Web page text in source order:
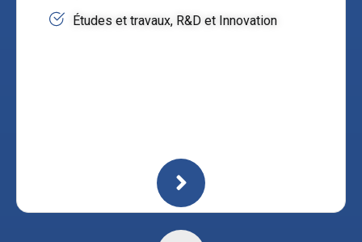
Études et travaux, R&D et Innovation